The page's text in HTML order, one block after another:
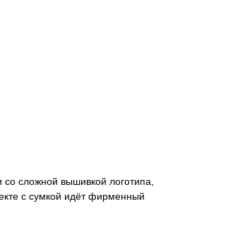
со сложной вышивкой логотипа,
с сумкой идёт фирменный